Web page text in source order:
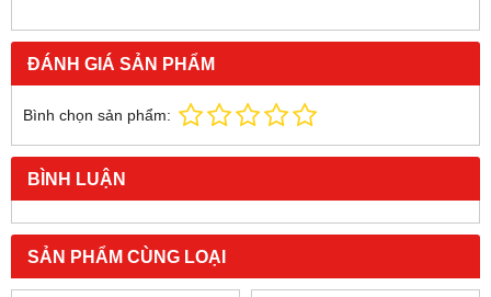
ĐÁNH GIÁ SẢN PHẨM
Bình chọn sản phẩm:
BÌNH LUẬN
SẢN PHẨM CÙNG LOẠI